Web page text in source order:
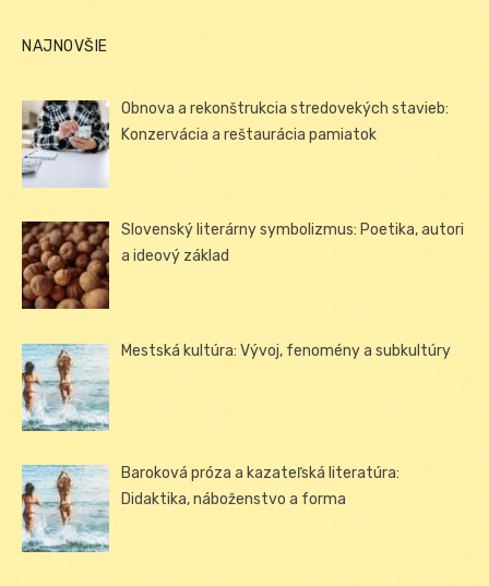
NAJNOVŠIE
Obnova a rekonštrukcia stredovekých stavieb:
Konzervácia a reštaurácia pamiatok
Slovenský literárny symbolizmus: Poetika, autori
a ideový základ
Mestská kultúra: Vývoj, fenomény a subkultúry
Baroková próza a kazateľská literatúra:
Didaktika, náboženstvo a forma